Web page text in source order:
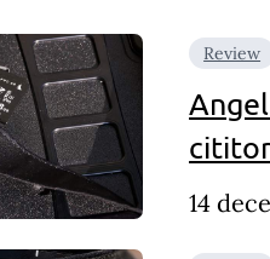
Review
14